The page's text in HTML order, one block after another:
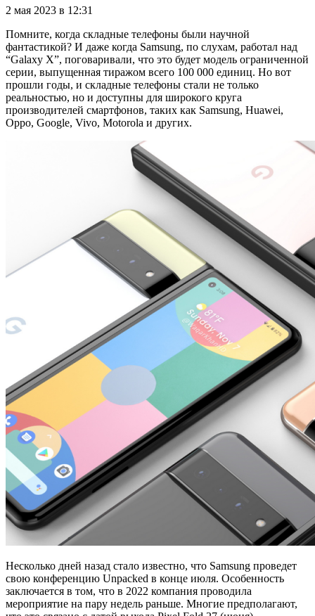
2 мая 2023 в 12:31
Помните, когда складные телефоны были научной
фантастикой? И даже когда Samsung, по слухам, работал над
“Galaxy X”, поговаривали, что это будет модель ограниченной
серии, выпущенная тиражом всего 100 000 единиц. Но вот
прошли годы, и складные телефоны стали не только
реальностью, но и доступны для широкого круга
производителей смартфонов, таких как Samsung, Huawei,
Oppo, Google, Vivo, Motorola и других.
Несколько дней назад стало известно, что Samsung проведет
свою конференцию Unpacked в конце июля. Особенность
заключается в том, что в 2022 компания проводила
мероприятие на пару недель раньше. Многие предполагают,